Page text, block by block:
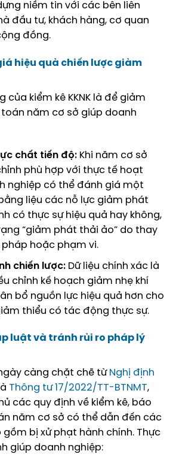
niềm tin với các bên liên
đầu tư, khách hàng, cơ quan
đồng.
hiệu quả chiến lược giảm
của kiểm kê KKNK là để giảm
năm cơ sở giúp doanh
chất tiến độ: Khi năm cơ sở
phù hợp với thực tế hoạt
nghiệp có thể đánh giá một
liệu các nỗ lực giảm phát
có thực sự hiệu quả hay không,
“giảm phát thải ảo” do thay
hoặc phạm vi.
chiến lược: Dữ liệu chính xác là
chỉnh kế hoạch giảm nhẹ khí
bổ nguồn lực hiệu quả hơn cho
thiểu có tác động thực sự.
luật và tránh rủi ro pháp lý
càng chặt chẽ từ Nghị định
Thông tư 17/2022/TT-BTNMT,
các quy định về kiểm kê, báo
năm cơ sở có thể dẫn đến các
gồm bị xử phạt hành chính. Thực
giúp doanh nghiệp: